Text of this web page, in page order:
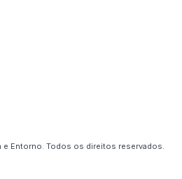
Entorno. Todos os direitos reservados.